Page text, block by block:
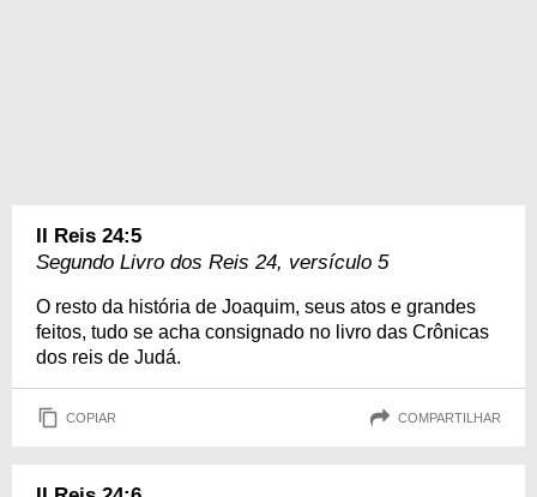
II Reis 24:5
Segundo Livro dos Reis 24, versículo 5
O resto da história de Joaquim, seus atos e grandes
feitos, tudo se acha consignado no livro das Crônicas
dos reis de Judá.
COPIAR COMPARTILHAR